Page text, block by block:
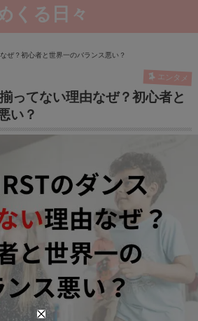
くる日々
ぜ？初心者と世界一のバランス悪い？
エンタメ
ってない理由なぜ？初心者と
い？